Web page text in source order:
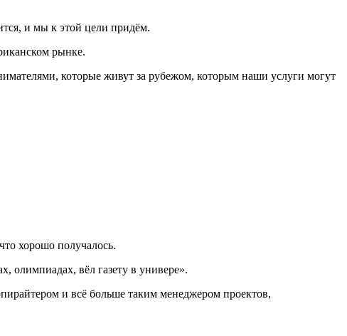
и мы к этой цели придём.
рынке.
которые живут за рубежом, которым наши услуги могут
хорошо получалось.
олимпиадах, вёл газету в универе».
и всё больше таким менеджером проектов,